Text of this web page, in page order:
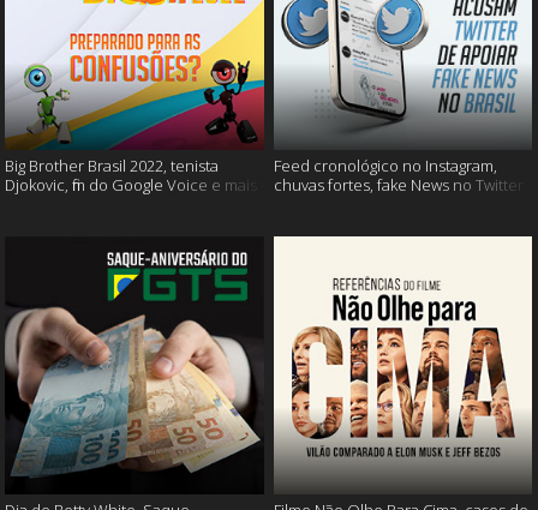
Big Brother Brasil 2022, tenista
Djokovic, fim do Google Voice e mais
Feed cronológico no Instagram,
chuvas fortes, fake News no Twitter